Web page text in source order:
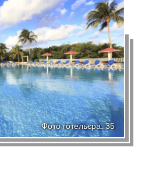
Фото готельєра: 35